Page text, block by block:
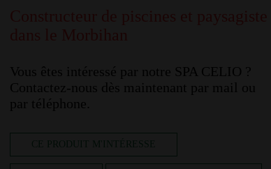
Vous êtes intéressé par notre SPA CELIO ?
Contactez-nous dès maintenant par mail ou
par téléphone.
CE PRODUIT M'INTÉRESSE